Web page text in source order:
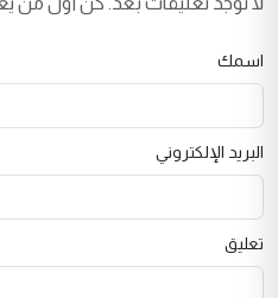
اسمك
البريد الإلكتروني
تعليق